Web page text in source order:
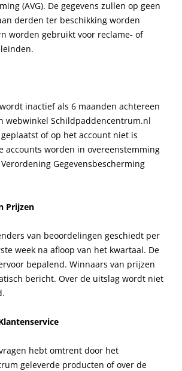
(AVG). De gegevens zullen op geen
derden ter beschikking worden
worden gebruikt voor reclame- of
inactief als 6 maanden achtereen
webwinkel Schildpaddencentrum.nl
of op het account niet is
accounts worden in overeenstemming
Gegevensbescherming
Prijzen
van beoordelingen geschiedt per
week na afloop van het kwartaal. De
bepalend. Winnaars van prijzen
bericht. Over de uitslag wordt niet
hebt omtrent door het
geleverde producten of over de